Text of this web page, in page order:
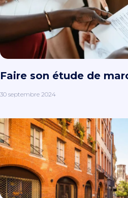
Faire son étude de
30 septembre 2024